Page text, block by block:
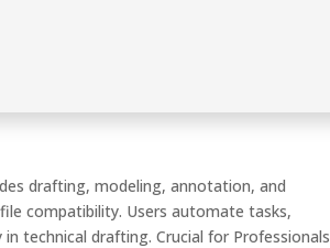
drafting, modeling, annotation, and
compatibility. Users automate tasks,
technical drafting. Crucial for Professionals